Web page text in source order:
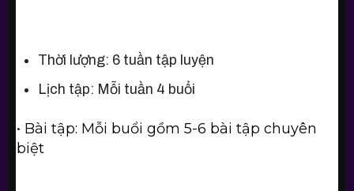
Thời lượng: 6 tuần tập luyện
Lịch tập: Mỗi tuần 4 buổi
• Bài tập: Mỗi buổi gồm 5-6 bài tập chuyên
biệt